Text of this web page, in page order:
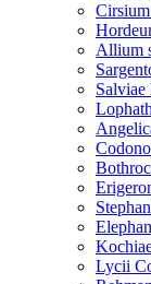
Allium
Lycii